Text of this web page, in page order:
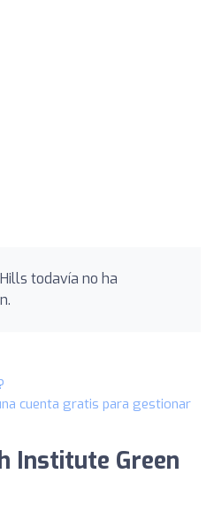
todavía no ha
cuenta gratis para gestionar
Institute Green